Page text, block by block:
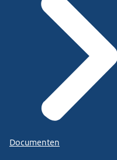
Documenten